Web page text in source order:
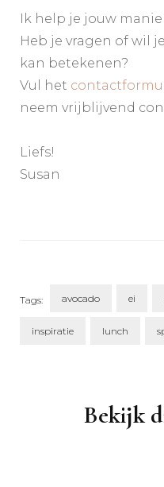
Ik help je jouw
Heb je vragen of wil
kan betekenen?
Vul het
neem vrijblijvend
Liefs!
Susan
Tags: avocado ei
inspiratie lunch
Navigation
Bekijk